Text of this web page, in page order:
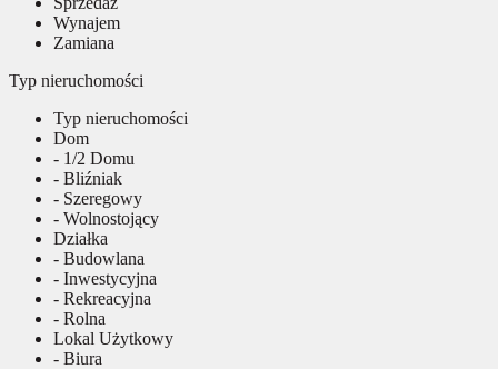
Wynajem
Zamiana
Typ nieruchomości
Typ nieruchomości
Dom
- 1/2 Domu
- Bliźniak
- Szeregowy
- Wolnostojący
Działka
- Budowlana
- Inwestycyjna
- Rekreacyjna
- Rolna
Lokal Użytkowy
- Biura